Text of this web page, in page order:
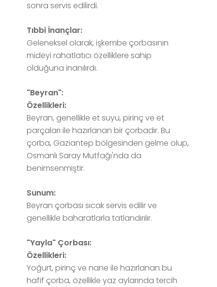
sonra servis edilirdi.
Tıbbi İnançlar:
Geleneksel olarak, işkembe çorbasının
mideyi rahatlatıcı özelliklere sahip
olduğuna inanılırdı.
"Beyran":
Özellikleri:
Beyran, genellikle et suyu, pirinç ve et
parçaları ile hazırlanan bir çorbadır. Bu
çorba, Gaziantep bölgesinden gelme olup,
Osmanlı Saray Mutfağı'nda da
benimsenmiştir.
Sunum:
Beyran çorbası sıcak servis edilir ve
genellikle baharatlarla tatlandırılır.
"Yayla" Çorbası:
Özellikleri:
Yoğurt, pirinç ve nane ile hazırlanan bu
hafif çorba, özellikle yaz aylarında tercih